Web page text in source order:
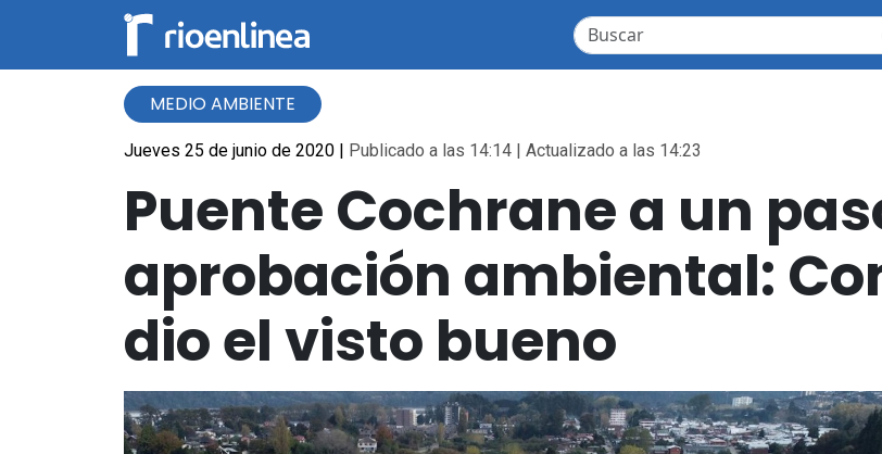
MEDIO AMBIENTE
Jueves 25 de junio de 2020 | Publicado a las 14:14 | Actualizado a las 14:23
Puente Cochrane a un
aprobación ambiental:
dio el visto bueno